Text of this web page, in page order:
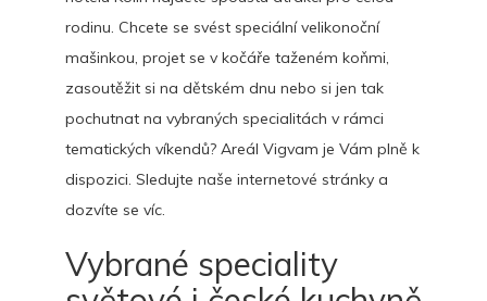
rodinu. Chcete se svést speciální velikonoční
mašinkou, projet se v kočáře taženém koňmi,
zasoutěžit si na dětském dnu nebo si jen tak
pochutnat na vybraných specialitách v rámci
tematických víkendů? Areál Vigvam je Vám plně k
dispozici. Sledujte naše internetové stránky a
dozvíte se víc.
Vybrané speciality